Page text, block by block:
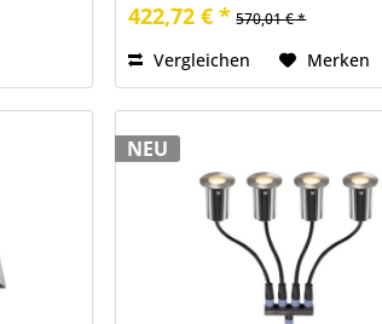
422,72 € * 570,01 € *
Vergleichen Merken
NEU